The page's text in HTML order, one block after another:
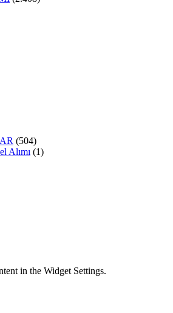
(504)
Alımı (1)
in the Widget Settings.